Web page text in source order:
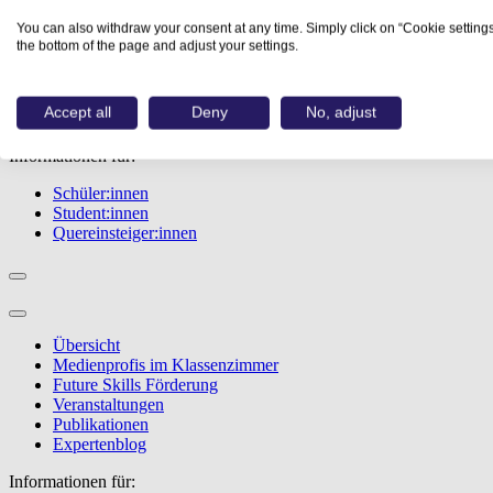
Übersicht
Berufe
Studiengänge
Berufstest
Bewerbungstipps
Informationen für:
Schüler:innen
Student:innen
Quereinsteiger:innen
Übersicht
Medienprofis im Klassenzimmer
Future Skills Förderung
Veranstaltungen
Publikationen
Expertenblog
Informationen für:
You can also withdraw your consent at any time. Simply click on “Cookie
the bottom of the page and adjust your settings.
Accept all Deny No, adjust